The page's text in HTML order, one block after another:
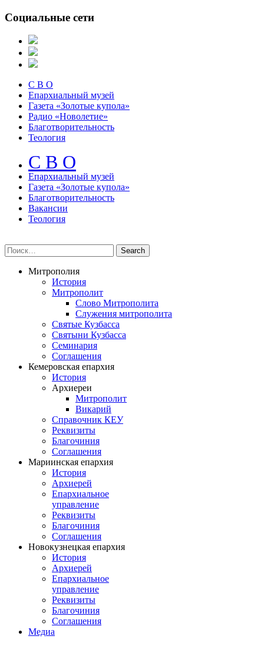
Социальные сети
С В О
Епархиальный музей
Газета «Золотые купола»
Радио «Новолетие»
Благотворительность
Теология
С В О
Епархиальный музeй
Газета «Золотые купола»
Благотворительность
Вакансии
Теология
Митрополия
История
Митрополит
Слово Митрополита
Служения митрополита
Святые Кузбасса
Святыни Кузбасса
Семинария
Соглашения
Кемеровская епархия
История
Архиереи
Митрополит
Викарий
Справочник КЕУ
Реквизиты
Благочиния
Соглашения
Мариинская епархия
История
Архиерей
Епархиальное
управление
Реквизиты
Благочиния
Соглашения
Новокузнецкая епархия
История
Архиерей
Епархиальное
управление
Реквизиты
Благочиния
Соглашения
Медиа